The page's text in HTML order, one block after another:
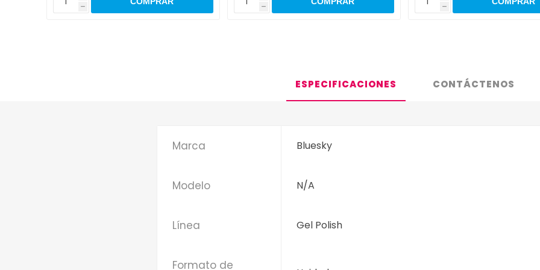
ESPECIFICACIONES CONTÁCTENOS
Marca Bluesky
Modelo N/A
Línea Gel Polish
Formato de